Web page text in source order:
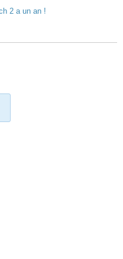
2 a un an !